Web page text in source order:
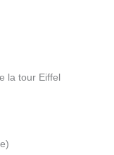
la tour Eiffel